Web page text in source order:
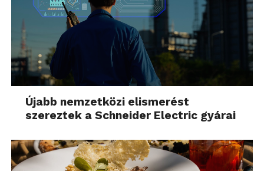
Újabb nemzetközi elismerést
szereztek a Schneider Electric gyárai